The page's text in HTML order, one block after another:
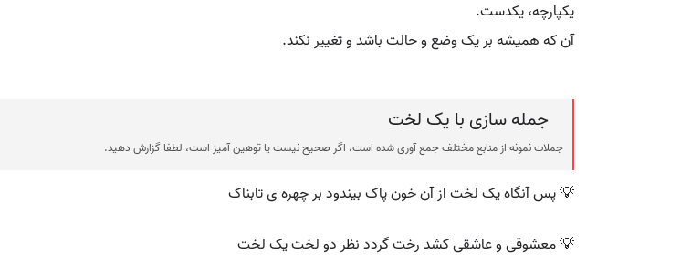
یکپارچه، یکدست.
آن که همیشه بر یک وضع و حالت باشد و تغییر نکند.
جمله سازی با یک لخت
جملات نمونه از منابع مختلف جمع آوری شده است، اگر صحیح نیست یا توهین آمیز است، لطفا گزارش دهید.
💡 پس آنگاه یک لخت از آن خون پاک بیندود بر چهره ی تابناک
💡 معشوقی و عاشقی کشد رخت گردد نظر دو لخت یک لخت